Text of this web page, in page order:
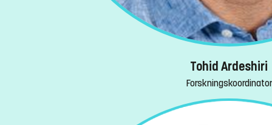
Tohid Ardeshiri
Forskningskoordinator